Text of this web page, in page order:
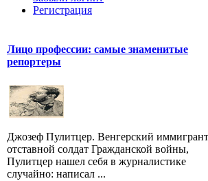
Регистрация
Лицо профессии: самые знаменитые
репортеры
Джозеф Пулитцер. Венгерский
отставной солдат Гражданской войны,
Пулитцер нашел себя в журналистике
случайно: написал ...